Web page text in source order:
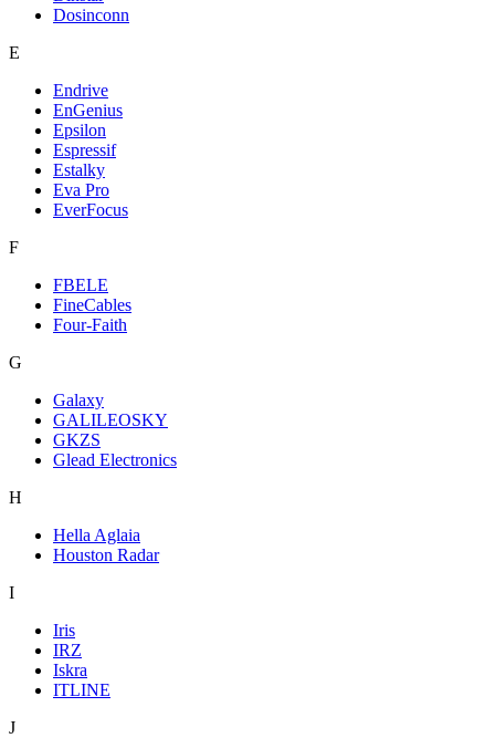
Dosinconn
E
Endrive
EnGenius
Epsilon
Espressif
Estalky
Eva Pro
EverFocus
F
FBELE
FineCables
Four-Faith
G
Galaxy
GALILEOSKY
GKZS
Glead Electronics
H
Hella Aglaia
Houston Radar
I
Iris
IRZ
Iskra
ITLINE
J